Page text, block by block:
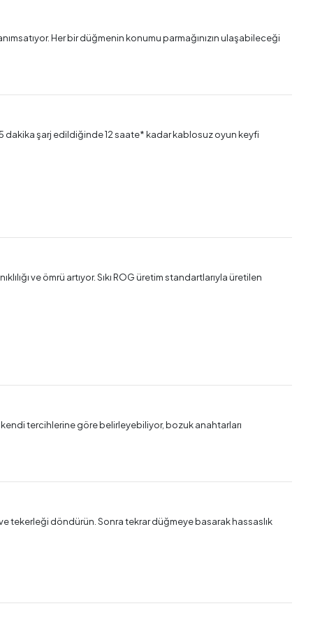
Her bir düğmenin konumu parmağınızın ulaşabileceği
dakika şarj edildiğinde 12 saate* kadar kablosuz oyun keyfi
ve ömrü artıyor. Sıkı ROG üretim standartlarıyla üretilen
tercihlerine göre belirleyebiliyor, bozuk anahtarları
tekerleği döndürün. Sonra tekrar düğmeye basarak hassaslık